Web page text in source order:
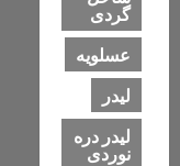
گردی
عسلویه
لیدر
لیدر دره
نوردی